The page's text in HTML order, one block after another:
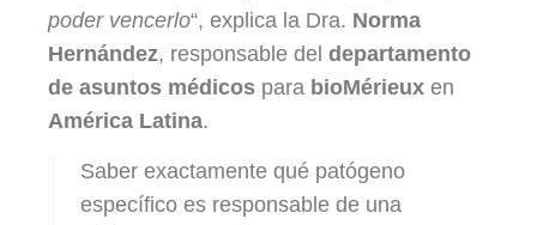
poder vencerlo“, explica la Dra. Norma
Hernández, responsable del departamento
de asuntos médicos para bioMérieux en
América Latina.
Saber exactamente qué patógeno
específico es responsable de una